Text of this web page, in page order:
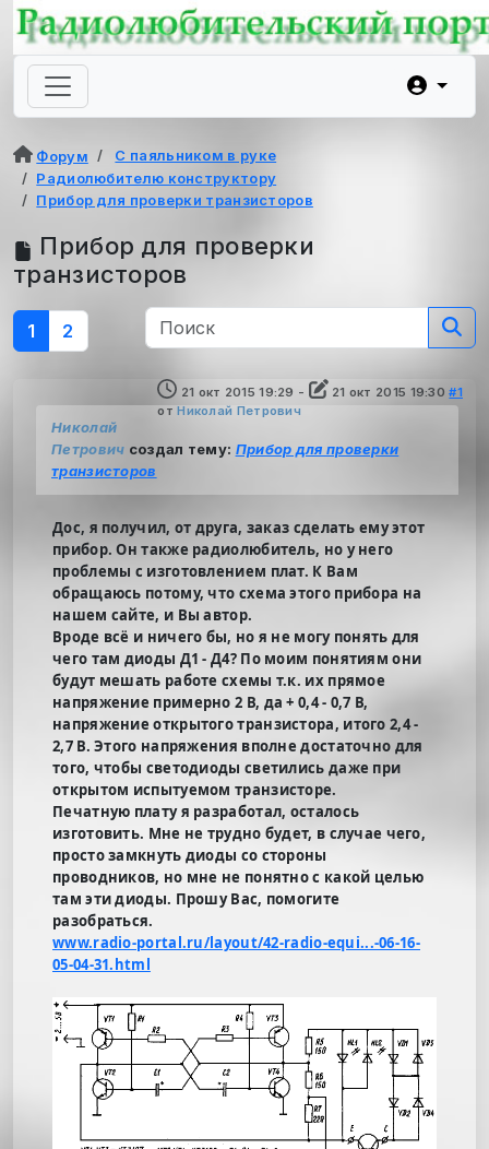
Форум
С паяльником в руке
Радиолюбителю конструктору
Прибор для проверки транзисторов
Прибор для проверки
транзисторов
1 2
21 окт 2015 19:29 - 21 окт 2015 19:30 #1
отНиколай Петрович
Николай
Петрович создал тему: Прибор для проверки
транзисторов
Дос, я получил, от друга, заказ сделать ему этот
прибор. Он также радиолюбитель, но у него
проблемы с изготовлением плат. К Вам
обращаюсь потому, что схема этого прибора на
нашем сайте, и Вы автор.
Вроде всё и ничего бы, но я не могу понять для
чего там диоды Д1 - Д4? По моим понятиям они
будут мешать работе схемы т.к. их прямое
напряжение примерно 2 В, да + 0,4 - 0,7 В,
напряжение открытого транзистора, итого 2,4 -
2,7 В. Этого напряжения вполне достаточно для
того, чтобы светодиоды светились даже при
открытом испытуемом транзисторе.
Печатную плату я разработал, осталось
изготовить. Мне не трудно будет, в случае чего,
просто замкнуть диоды со стороны
проводников, но мне не понятно с какой целью
там эти диоды. Прошу Вас, помогите
разобраться.
www.radio-portal.ru/layout/42-radio-equi...-06-16-
05-04-31.html